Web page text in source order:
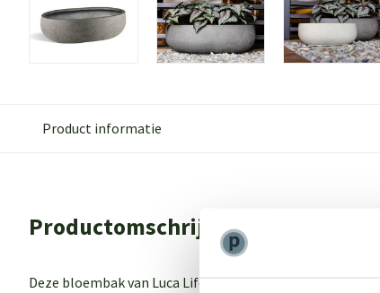
Product informatie
Productomschrijving
Deze bloembak van Luca Lifestyle biedt het beste van 2